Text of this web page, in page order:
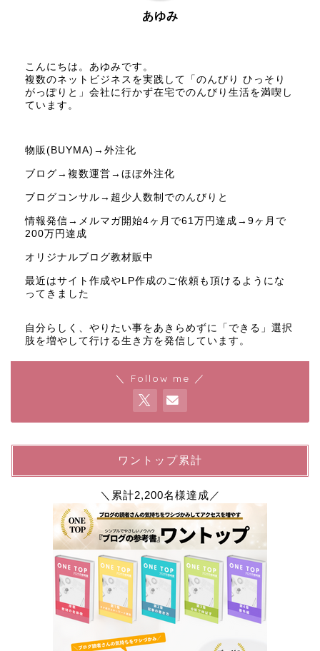
あゆみ
こんにちは。あゆみです。
複数のネットビジネスを実践して「のんびり ひっそり
がっぽりと」会社に行かず在宅でのんびり生活を満喫し
ています。
物販(BUYMA)→外注化
ブログ→複数運営→ほぼ外注化
ブログコンサル→超少人数制でのんびりと
情報発信→メルマガ開始4ヶ月で61万円達成→9ヶ月で
200万円達成
オリジナルブログ教材販中
最近はサイト作成やLP作成のご依頼も頂けるようにな
ってきました
自分らしく、やりたい事をあきらめずに「できる」選択
肢を増やして行ける生き方を発信しています。
＼ Follow me ／
ワントップ累計
＼累計2,200名様達成／